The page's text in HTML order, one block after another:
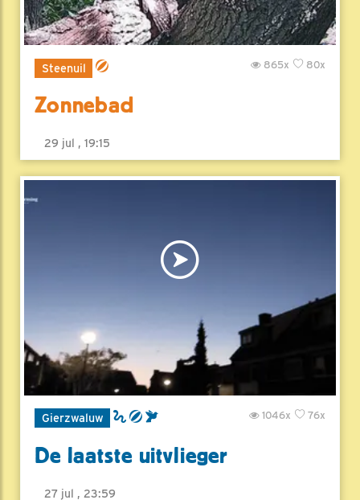
Steenuil 80x
865x
Zonnebad
29 jul , 19:15
Gierzwaluw 76x
1046x
De laatste uitvlieger
27 jul , 23:59